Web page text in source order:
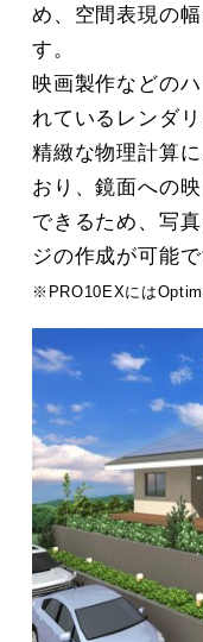
め、空間表現の
す。
映画製作などの
れているレンダ
精緻な物理計算
おり、鏡面への
できるため、写
ジの作成が可能で
※PRO10EXには